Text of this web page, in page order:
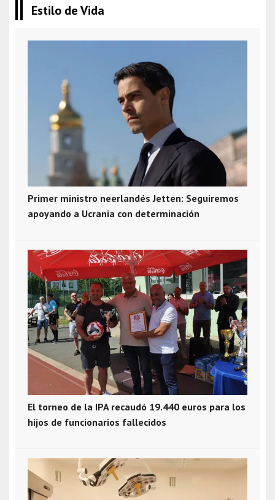
Estilo de Vida
Primer ministro neerlandés Jetten: Seguiremos
apoyando a Ucrania con determinación
El torneo de la IPA recaudó 19.440 euros para los
hijos de funcionarios fallecidos